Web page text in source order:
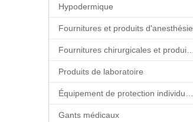
Hypodermique
Fournitures et produits d'anesthésie
Produits de laboratoire
Gants médicaux